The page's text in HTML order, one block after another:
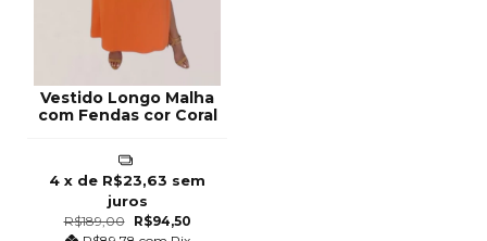
Vestido Longo Malha
com Fendas cor Coral
R$189,00
R$94,50
4 x de R$23,63 sem
juros